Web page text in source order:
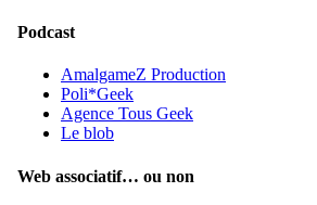
Podcast
AmalgameZ Production
Poli*Geek
Agence Tous Geek
Le blob
Web associatif… ou non